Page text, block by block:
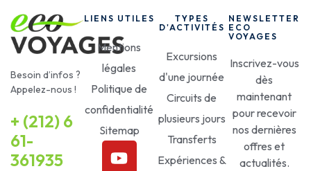
Besoin d’infos ?
Appelez-nous !
+ (212) 6
61-
361935
LIENS UTILES
Mentions
légales
Politique de
confidentialité
Sitemap
TYPES
D'ACTIVITÉS
Excursions
d'une journée
Circuits de
plusieurs jours
Transferts
Expériences &
NEWSLETTER
ECO
VOYAGES
Inscrivez-vous
dès
maintenant
pour recevoir
nos dernières
offres et
actualités.